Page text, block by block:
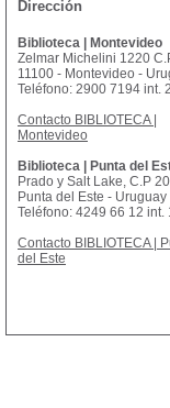
Dirección
Biblioteca | Montevideo
Zelmar Michelini 1220
11100 - Montevideo -
Teléfono: 2900 7194 int.
Contacto BIBLIOTECA |
Montevideo
Biblioteca | Punta del
Prado y Salt Lake, C.P
Punta del Este - Uruguay
Teléfono: 4249 66 12 int.
Contacto BIBLIOTECA |
del Este